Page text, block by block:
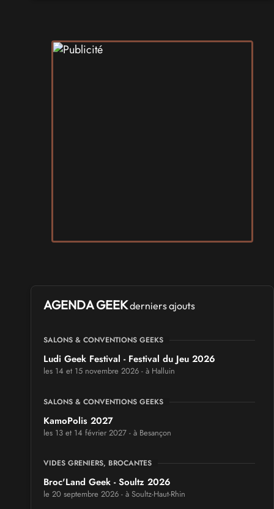
AGENDA GEEKderniers ajouts
SALONS & CONVENTIONS GEEKS
Ludi Geek Festival - Festival du Jeu 2026
les 14 et 15 novembre 2026 - à Halluin
SALONS & CONVENTIONS GEEKS
KamoPolis 2027
les 13 et 14 février 2027 - à Besançon
VIDES GRENIERS, BROCANTES
Broc'Land Geek - Soultz 2026
le 20 septembre 2026 - à Soultz-Haut-Rhin